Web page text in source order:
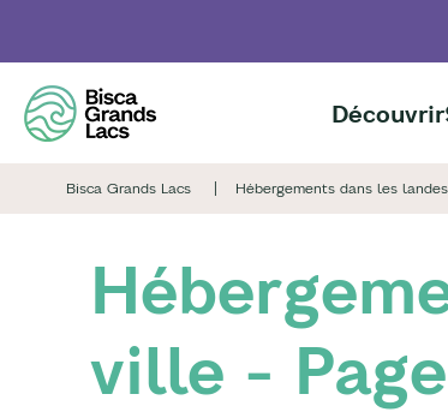
contenu
principal
Découvrir
Bisca Grands Lacs Hébergements dans les landes
ville -